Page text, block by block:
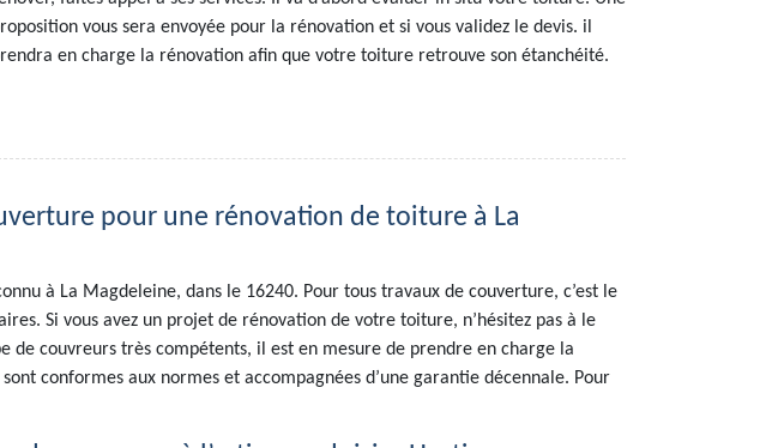
vous sera envoyée pour la rénovation et si vous validez le devis. il
en charge la rénovation afin que votre toiture retrouve son étanchéité.
pour une rénovation de toiture à La
à La Magdeleine, dans le 16240. Pour tous travaux de couverture, c’est le
Si vous avez un projet de rénovation de votre toiture, n’hésitez pas à le
de couvreurs très compétents, il est en mesure de prendre en charge la
conformes aux normes et accompagnées d’une garantie décennale. Pour